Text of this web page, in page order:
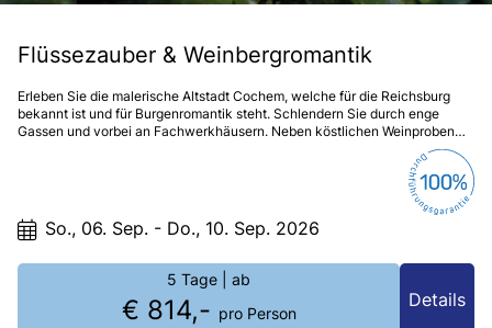
Flüssezauber & Weinbergromantik
Erleben Sie die malerische Altstadt Cochem, welche für die Reichsburg
bekannt ist und für Burgenromantik steht. Schlendern Sie durch enge
Gassen und vorbei an Fachwerkhäusern. Neben köstlichen Weinproben
So., 06. Sep. - Do., 10. Sep. 2026
5 Tage | ab
€ 814,- pro Person
Details